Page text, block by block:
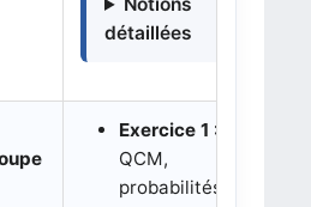
détaillées
Exercice 1 :
QCM,
probabilités,